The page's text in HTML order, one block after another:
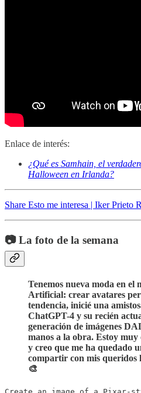
Enlace de interés:
¿Qué es Samhain, el
Halloween en Irlanda?
Share Esto me interesa | Iker Prieto
📷 La foto de la semana
Tenemos nueva moda en el
Artificial: crear avatares
tendencia, inicié una
ChatGPT-4 y su recién
generación de imágenes
manos a la obra. Estoy
y creo que me ha quedado
compartir con mis queridos
🎨